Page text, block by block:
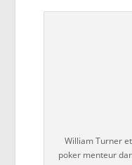
William Turner
poker menteur